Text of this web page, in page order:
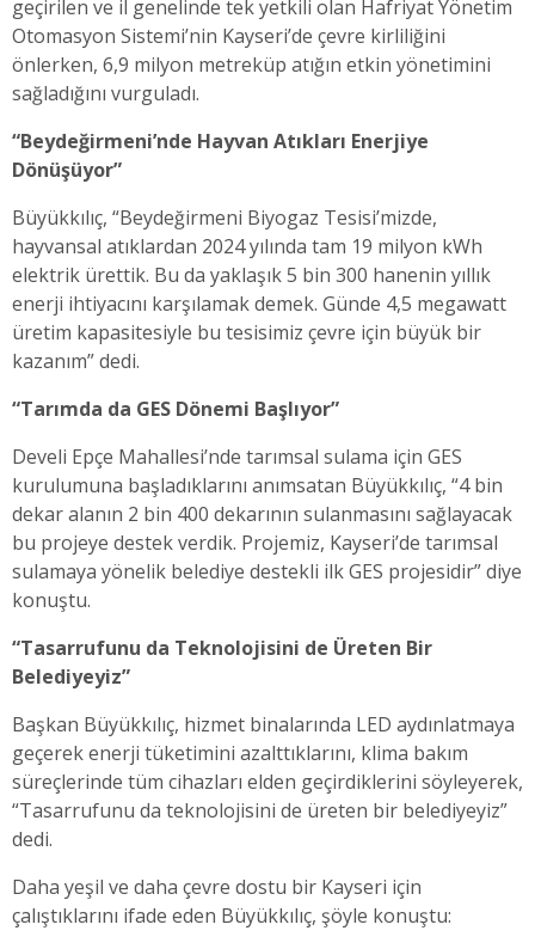
geçirilen ve il genelinde tek yetkili olan Hafriyat Yönetim
Otomasyon Sistemi’nin Kayseri’de çevre kirliliğini
önlerken, 6,9 milyon metreküp atığın etkin yönetimini
sağladığını vurguladı.
“Beydeğirmeni’nde Hayvan Atıkları Enerjiye
Dönüşüyor”
Büyükkılıç, “Beydeğirmeni Biyogaz Tesisi’mizde,
hayvansal atıklardan 2024 yılında tam 19 milyon kWh
elektrik ürettik. Bu da yaklaşık 5 bin 300 hanenin yıllık
enerji ihtiyacını karşılamak demek. Günde 4,5 megawatt
üretim kapasitesiyle bu tesisimiz çevre için büyük bir
kazanım” dedi.
“Tarımda da GES Dönemi Başlıyor”
Develi Epçe Mahallesi’nde tarımsal sulama için GES
kurulumuna başladıklarını anımsatan Büyükkılıç, “4 bin
dekar alanın 2 bin 400 dekarının sulanmasını sağlayacak
bu projeye destek verdik. Projemiz, Kayseri’de tarımsal
sulamaya yönelik belediye destekli ilk GES projesidir” diye
konuştu.
“Tasarrufunu da Teknolojisini de Üreten Bir
Belediyeyiz”
Başkan Büyükkılıç, hizmet binalarında LED aydınlatmaya
geçerek enerji tüketimini azalttıklarını, klima bakım
süreçlerinde tüm cihazları elden geçirdiklerini söyleyerek,
“Tasarrufunu da teknolojisini de üreten bir belediyeyiz”
dedi.
Daha yeşil ve daha çevre dostu bir Kayseri için
çalıştıklarını ifade eden Büyükkılıç, şöyle konuştu: